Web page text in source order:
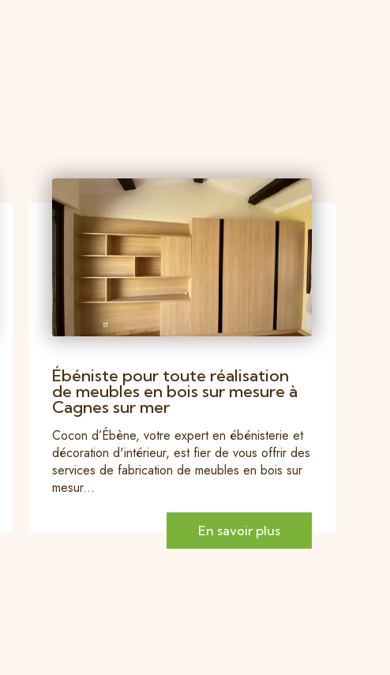
Ébéniste pour toute réalisation
de meubles en bois sur mesure à
Cagnes sur mer
Cocon d’Ébène, votre expert en ébénisterie et
décoration d'intérieur, est fier de vous offrir des
services de fabrication de meubles en bois sur
mesur...
En savoir plus